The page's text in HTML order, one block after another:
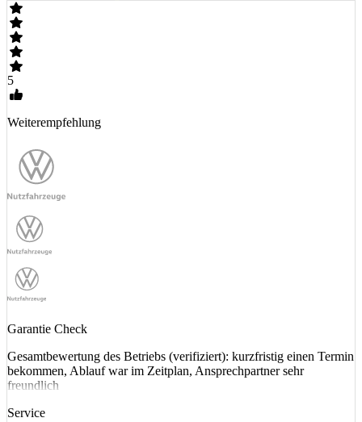
5
Weiterempfehlung
Garantie Check
Gesamtbewertung des Betriebs (verifiziert): kurzfristig einen Termin
bekommen, Ablauf war im Zeitplan, Ansprechpartner sehr
freundlich
Service